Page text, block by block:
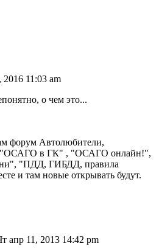
2016 11:03 am
о чем это...
форум Автолюбители,
"ОСАГО в ГК" , "ОСАГО онлайн!",
"ПДД, ГИБДД, правила
и там новые открывать будут.
апр 11, 2013 14:42 pm